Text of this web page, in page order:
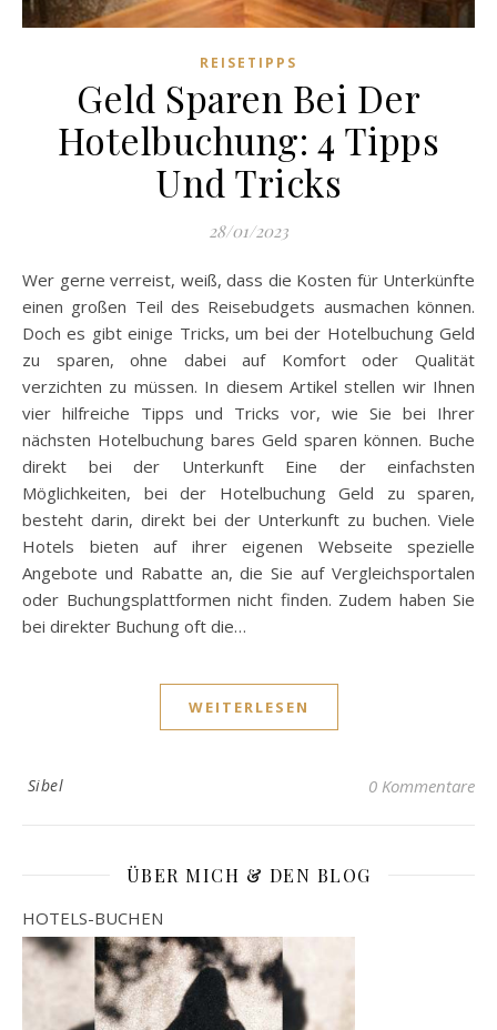
REISETIPPS
Geld Sparen Bei Der
Hotelbuchung: 4 Tipps
Und Tricks
28/01/2023
Wer gerne verreist, weiß, dass die Kosten für Unterkünfte
einen großen Teil des Reisebudgets ausmachen können.
Doch es gibt einige Tricks, um bei der Hotelbuchung Geld
zu sparen, ohne dabei auf Komfort oder Qualität
verzichten zu müssen. In diesem Artikel stellen wir Ihnen
vier hilfreiche Tipps und Tricks vor, wie Sie bei Ihrer
nächsten Hotelbuchung bares Geld sparen können. Buche
direkt bei der Unterkunft Eine der einfachsten
Möglichkeiten, bei der Hotelbuchung Geld zu sparen,
besteht darin, direkt bei der Unterkunft zu buchen. Viele
Hotels bieten auf ihrer eigenen Webseite spezielle
Angebote und Rabatte an, die Sie auf Vergleichsportalen
oder Buchungsplattformen nicht finden. Zudem haben Sie
bei direkter Buchung oft die…
WEITERLESEN
Sibel 0 Kommentare
ÜBER MICH & DEN BLOG
HOTELS-BUCHEN